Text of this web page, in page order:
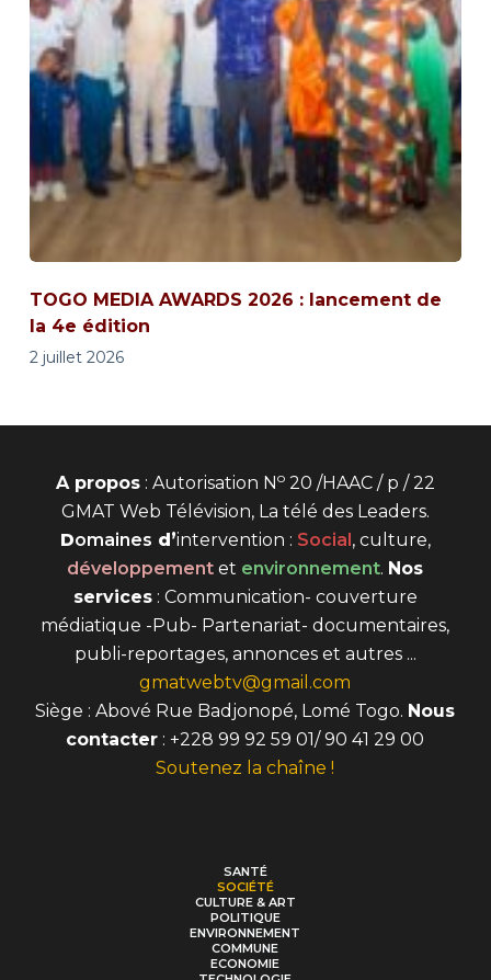
TOGO MEDIA AWARDS 2026 : lancement de
la 4e édition
2 juillet 2026
A propos: Autorisation No20 /HAAC / p / 22
GMAT Web Télévision, La télé des Leaders.
Domaines d’intervention : Social, culture,
développement et environnement. Nos
services: Communication- couverture
médiatique -Pub- Partenariat- documentaires,
publi-reportages, annonces et autres ...
gmatwebtv@gmail.com
Siège : Abové Rue Badjonopé, Lomé Togo. Nous
contacter : +228 99 92 59 01/ 90 41 29 00
Soutenez la chaîne !
SANTÉ
SOCIÉTÉ
CULTURE & ART
POLITIQUE
ENVIRONNEMENT
COMMUNE
ECONOMIE